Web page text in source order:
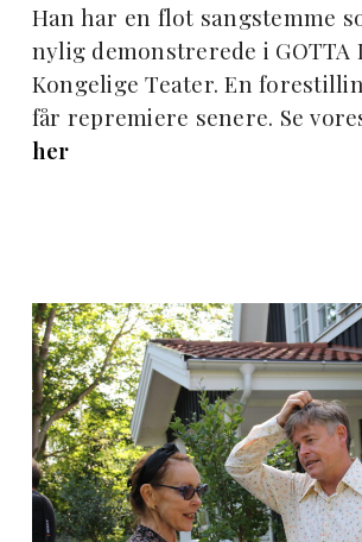
Han har en flot sangstemme
nylig demonstrerede i GOTTA
Kongelige Teater. En
får repremiere senere. Se
her